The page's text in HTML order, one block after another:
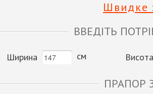
Швидке
ВВЕДІТЬ
Ширина см Висота
ПРАПОР